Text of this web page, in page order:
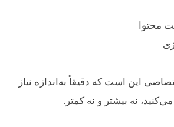
محتوا
این است که دقیقاً به‌اندازه نیاز
نه بیشتر و نه کمتر.